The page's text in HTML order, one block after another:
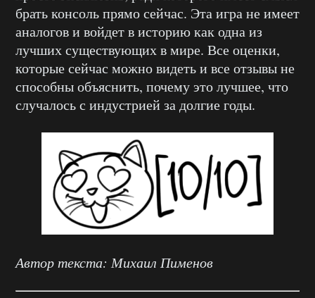
брать консоль прямо сейчас. Эта игра не имеет
аналогов и войдет в историю как одна из
лучших существующих в мире. Все оценки,
которые сейчас можно видеть и все отзывы не
способны объяснить, почему это лучшее, что
случалось с индустрией за долгие годы.
Автор текста: Михаил Пименов